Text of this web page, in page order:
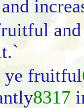
ye fruitful
8317